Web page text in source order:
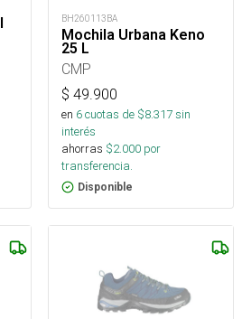
BH260113BA
Mochila Urbana Keno
25 L
CMP
$ 49.900
en 6cuotas de $8.317sin
interés
ahorras $2.000 por
transferencia.
Disponible